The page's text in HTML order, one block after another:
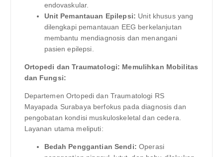
endovaskular.
Unit Pemantauan Epilepsi: Unit khusus yang
dilengkapi pemantauan EEG berkelanjutan
membantu mendiagnosis dan menangani
pasien epilepsi.
Ortopedi dan Traumatologi: Memulihkan Mobilitas
dan Fungsi:
Departemen Ortopedi dan Traumatologi RS
Mayapada Surabaya berfokus pada diagnosis dan
pengobatan kondisi muskuloskeletal dan cedera.
Layanan utama meliputi:
Bedah Penggantian Sendi: Operasi